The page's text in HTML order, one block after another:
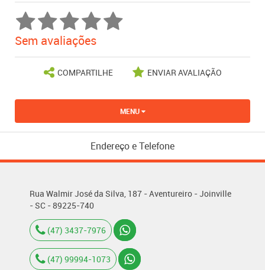
Sem avaliações
COMPARTILHE ENVIAR AVALIAÇÃO
MENU
Endereço e Telefone
Rua Walmir José da Silva, 187 - Aventureiro - Joinville
- SC - 89225-740
(47) 3437-7976
(47) 99994-1073